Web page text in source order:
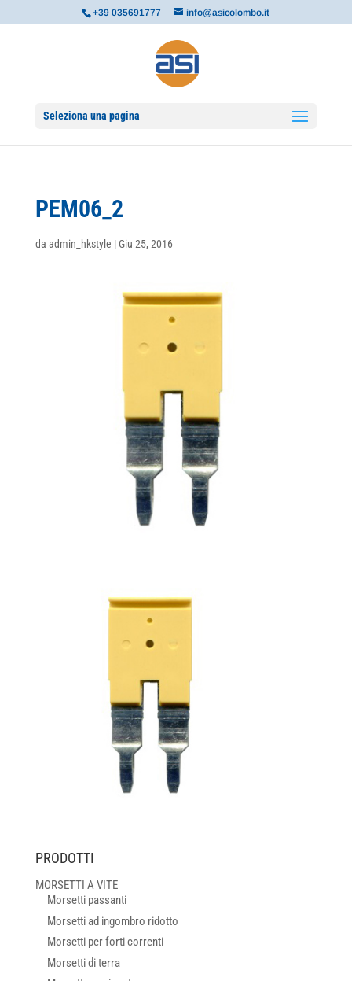
+39 035691777 info@asicolombo.it
Seleziona una pagina
PEM06_2
da admin_hkstyle |Giu 25, 2016
PRODOTTI
MORSETTI A VITE
Morsetti passanti
Morsetti ad ingombro ridotto
Morsetti per forti correnti
Morsetti di terra